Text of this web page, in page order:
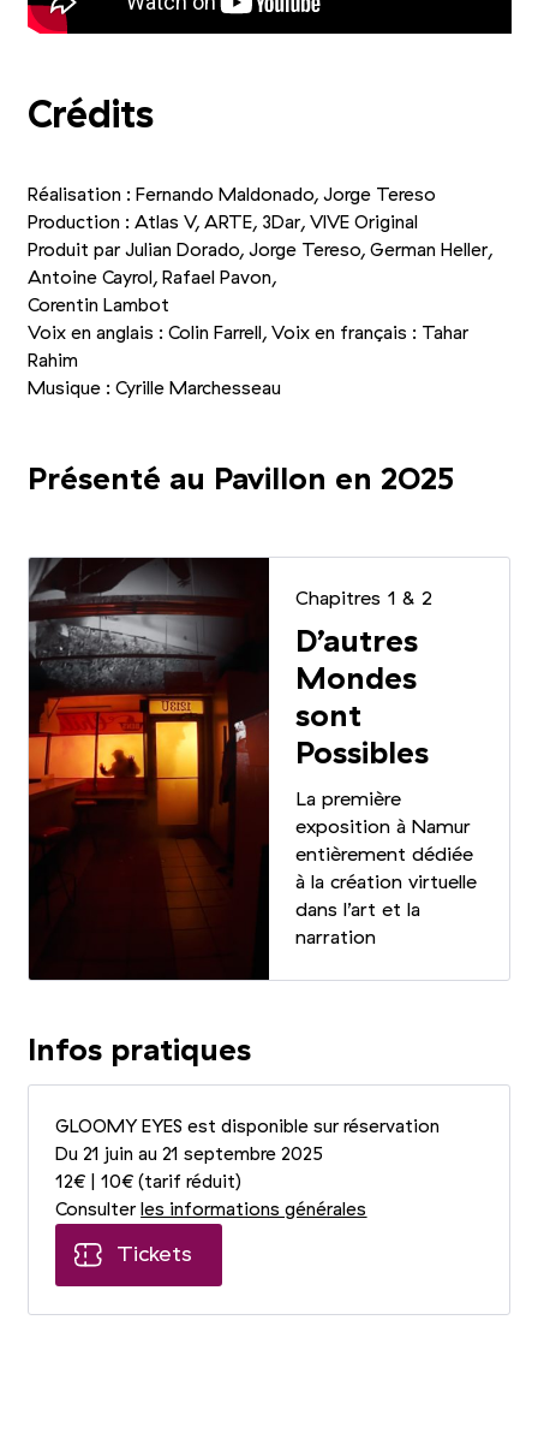
Crédits
Réalisation : Fernando Maldonado, Jorge Tereso
Production : Atlas V, ARTE, 3Dar, VIVE Original
Produit par Julian Dorado, Jorge Tereso, German Heller,
Antoine Cayrol, Rafael Pavon,
Corentin Lambot
Voix en anglais : Colin Farrell, Voix en français : Tahar
Rahim
Musique : Cyrille Marchesseau
Présenté au Pavillon en 2025
Chapitres 1& 2
D’autres
Mondes
sont
Possibles
La première
exposition à Namur
entièrement dédiée
à la création virtuelle
dans l’art et la
narration
Infos pratiques
GLOOMY EYES est disponible sur réservation
Du 21 juin au 21 septembre 2025
12€ | 10€ (tarif réduit)
Consulter les informations générales
Tickets